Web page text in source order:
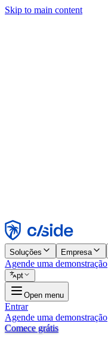
Skip to main content
Rejeitar
Soluções Empresa
Agende uma demonstração
pt
Open menu
Entrar
Agende uma demonstração
Comece grátis